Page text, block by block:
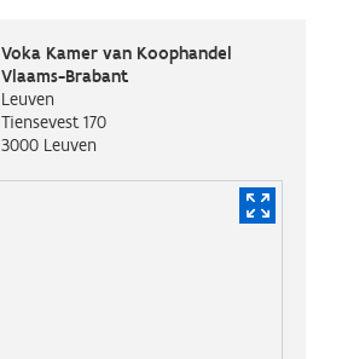
Voka Kamer van Koophandel
Vlaams-Brabant
Leuven
Tiensevest 170
3000 Leuven